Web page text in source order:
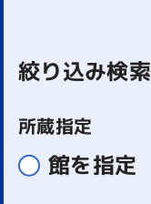
絞り込み検索
所蔵指定
館を指定